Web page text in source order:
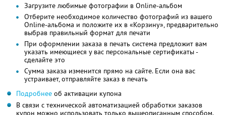
Загрузите любимые фотографии в Online-альбом
Отберите необходимое количество фотографий из вашего
Online-альбома и положите их в «Корзину», предварительно
выбрав правильный формат для печати
При оформлении заказа в печать система предложит вам
указать имеющиеся у вас персональные сертификаты -
сделайте это
Сумма заказа изменится прямо на сайте. Если она вас
устраивает, отправляйте заказ в печать
Подробнее об активации купона
В связи с технической автоматизацией обработки заказов
купон можно использовать только вышеописанным способом.